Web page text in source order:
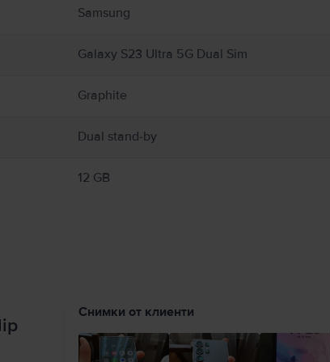
връщане и възможност за плащане на вноски.
Samsung
Galaxy S23 Ultra 5G Dual Sim
Graphite
Dual stand-by
12 GB
Снимки от клиенти